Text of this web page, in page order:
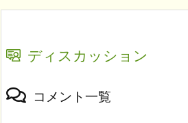
ディスカッション
コメント一覧